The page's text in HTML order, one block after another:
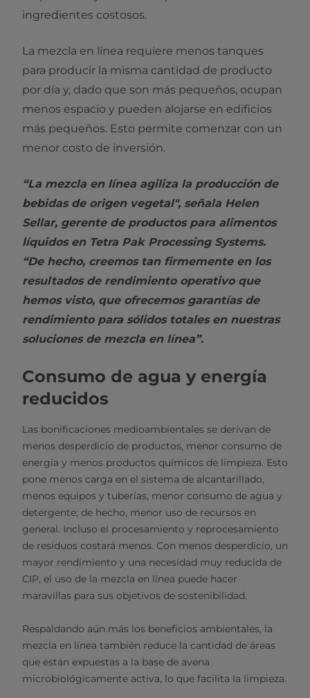
ingredientes costosos.
La mezcla en línea requiere menos tanques
para producir la misma cantidad de producto
por día y, dado que son más pequeños, ocupan
menos espacio y pueden alojarse en edificios
más pequeños. Esto permite comenzar con un
menor costo de inversión.
“La mezcla en línea agiliza la producción de
bebidas de origen vegetal", señala Helen
Sellar, gerente de productos para alimentos
líquidos en Tetra Pak Processing Systems.
“De hecho, creemos tan firmemente en los
resultados de rendimiento operativo que
hemos visto, que ofrecemos garantías de
rendimiento para sólidos totales en nuestras
soluciones de mezcla en línea”.
Consumo de agua y energía
reducidos
Las bonificaciones medioambientales se derivan de
menos desperdicio de productos, menor consumo de
energía y menos productos químicos de limpieza. Esto
pone menos carga en el sistema de alcantarillado,
menos equipos y tuberías, menor consumo de agua y
detergente; de hecho, menor uso de recursos en
general. Incluso el procesamiento y reprocesamiento
de residuos costará menos. Con menos desperdicio, un
mayor rendimiento y una necesidad muy reducida de
CIP, el uso de la mezcla en línea puede hacer
maravillas para sus objetivos de sostenibilidad.
Respaldando aún más los beneficios ambientales, la
mezcla en línea también reduce la cantidad de áreas
que están expuestas a la base de avena
microbiológicamente activa, lo que facilita la limpieza.